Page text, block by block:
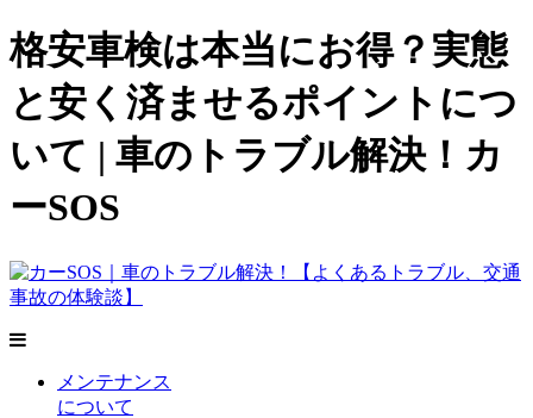
格安車検は本当にお得？実態
と安く済ませるポイントにつ
いて | 車のトラブル解決！カ
ーSOS
メンテナンス
について